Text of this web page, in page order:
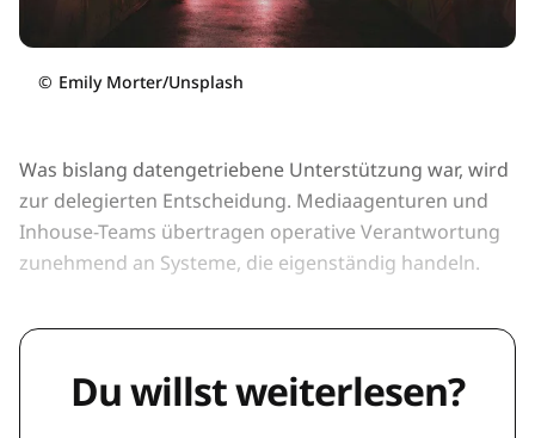
© Emily Morter/Unsplash
Was bislang datengetriebene Unterstützung war, wird
zur delegierten Entscheidung. Mediaagenturen und
Inhouse-Teams übertragen operative Verantwortung
zunehmend an Systeme, die eigenständig handeln.
Du willst weiterlesen?